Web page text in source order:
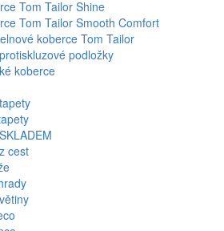
Tom Tailor Shine
Tom Tailor Smooth Comfort
koberce Tom Tailor
podložky
koberce
cest